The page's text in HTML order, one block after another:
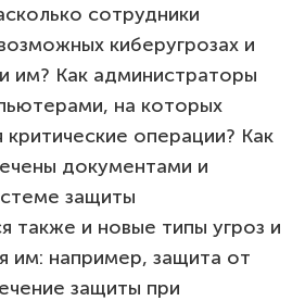
сотрудники
киберугрозах и
им? Как администраторы
на которых
операции? Как
документами и
защиты
также и новые типы угроз и
им: например, защита от
защиты при